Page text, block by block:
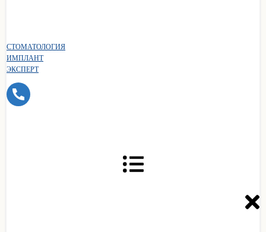
СТОМАТОЛОГИЯ
ИМПЛАНТ
ЭКСПЕРТ